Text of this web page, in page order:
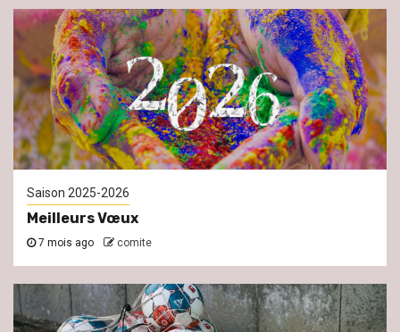
Saison 2025-2026
Meilleurs Vœux
7 mois ago comite